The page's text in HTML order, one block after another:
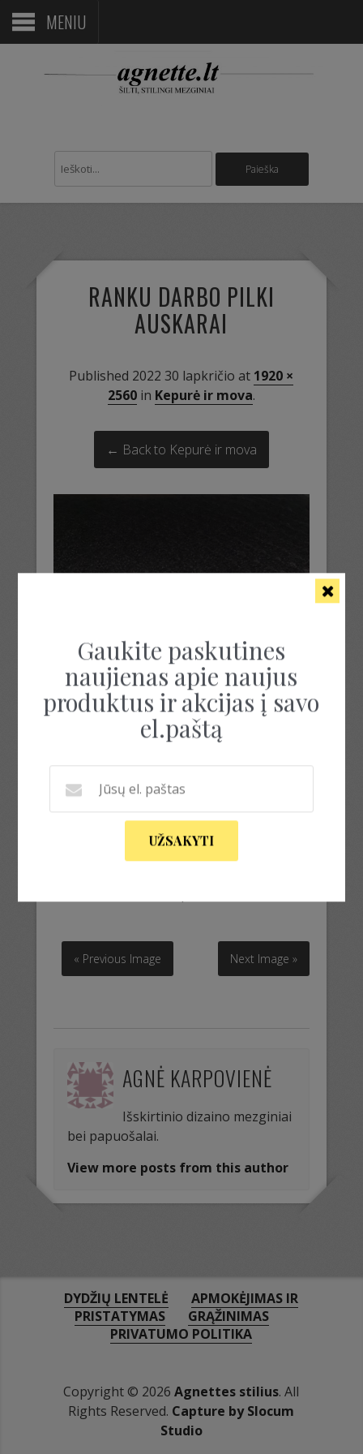
MENIU
RANKU DARBO PILKI
AUSKARAI
Published 2022 30 lapkričio at 1920 ×
2560in Kepurė ir mova.
← Back to Kepurė ir mova
ranku darbo pilki auskarai
« Previous Image Next Image »
AGNĖ KARPOVIENĖ
Išskirtinio dizaino mezginiai
bei papuošalai.
View more posts from this author
DYDŽIŲ LENTELĖ
APMOKĖJIMAS IR
PRISTATYMAS
GRĄŽINIMAS
PRIVATUMO POLITIKA
Copyright © 2026Agnettes stilius. All
Rights Reserved. Capture by Slocum
Studio
Gaukite paskutines
naujienas apie naujus
produktus ir akcijas į savo
el.paštą
UŽSAKYTI